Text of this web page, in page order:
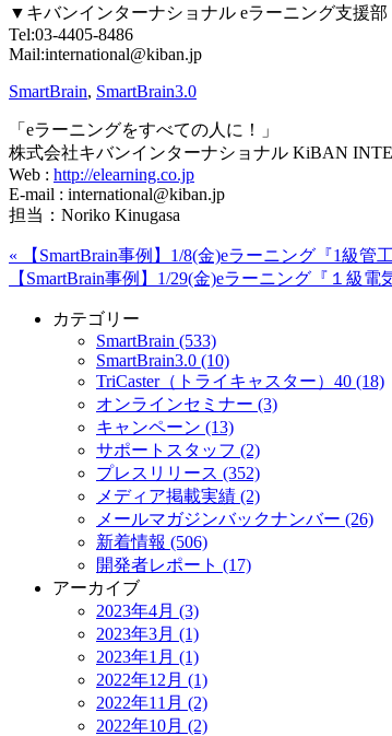
▼キバンインターナショナル eラーニング支援部
Tel:03-4405-8486
Mail:international@kiban.jp
SmartBrain, SmartBrain3.0
「eラーニングをすべての人に！」
株式会社キバンインターナショナル KiBAN
Web : http://elearning.co.jp
E-mail : international@kiban.jp
担当：Noriko Kinugasa
« 【SmartBrain事例】1/8(金)eラーニング『1級
【SmartBrain事例】1/29(金)eラーニング『１級
カテゴリー
SmartBrain (533)
SmartBrain3.0 (10)
TriCaster（トライキャスター）40 (18)
オンラインセミナー (3)
キャンペーン (13)
サポートスタッフ (2)
プレスリリース (352)
メディア掲載実績 (2)
メールマガジンバックナンバー (26)
新着情報 (506)
開発者レポート (17)
アーカイブ
2023年4月 (3)
2023年3月 (1)
2023年1月 (1)
2022年12月 (1)
2022年11月 (2)
2022年10月 (2)